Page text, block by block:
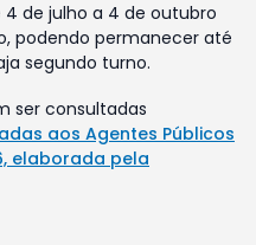
4 de julho a 4 de outubro
podendo permanecer até
segundo turno.
ser consultadas
aos Agentes Públicos
elaborada pela